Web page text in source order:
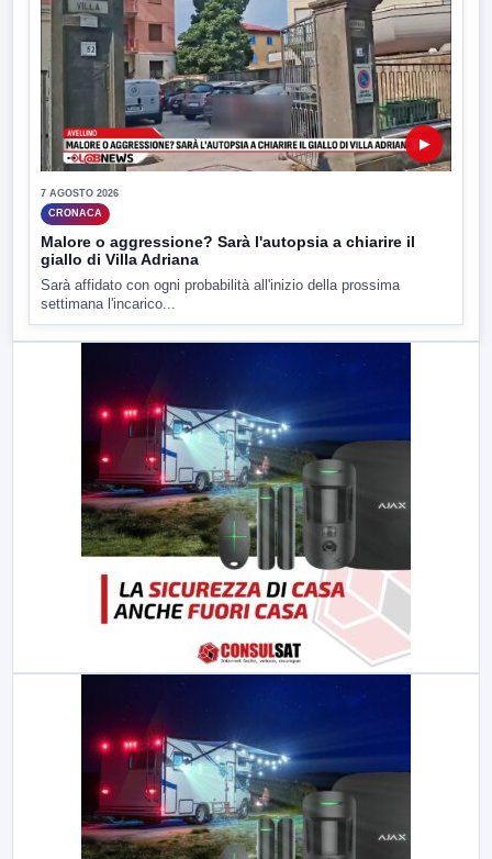
▶
7 AGOSTO 2026
CRONACA
Malore o aggressione? Sarà l'autopsia a chiarire il
giallo di Villa Adriana
Sarà affidato con ogni probabilità all'inizio della prossima
settimana l'incarico...